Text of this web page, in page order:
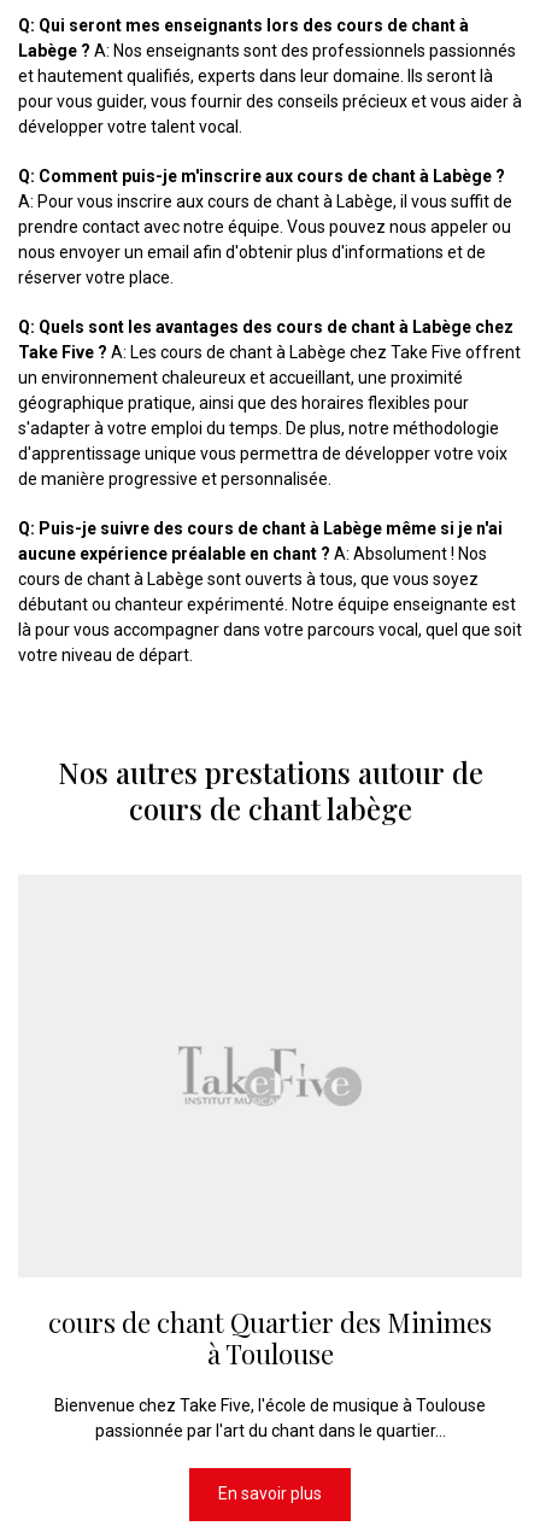
Q: Qui seront mes enseignants lors des cours de chant à
Labège ? A: Nos enseignants sont des professionnels passionnés
et hautement qualifiés, experts dans leur domaine. Ils seront là
pour vous guider, vous fournir des conseils précieux et vous aider à
développer votre talent vocal.
Q: Comment puis-je m'inscrire aux cours de chant à Labège ?
A: Pour vous inscrire aux cours de chant à Labège, il vous suffit de
prendre contact avec notre équipe. Vous pouvez nous appeler ou
nous envoyer un email afin d'obtenir plus d'informations et de
réserver votre place.
Q: Quels sont les avantages des cours de chant à Labège chez
Take Five ? A: Les cours de chant à Labège chez Take Five offrent
un environnement chaleureux et accueillant, une proximité
géographique pratique, ainsi que des horaires flexibles pour
s'adapter à votre emploi du temps. De plus, notre méthodologie
d'apprentissage unique vous permettra de développer votre voix
de manière progressive et personnalisée.
Q: Puis-je suivre des cours de chant à Labège même si je n'ai
aucune expérience préalable en chant ? A: Absolument ! Nos
cours de chant à Labège sont ouverts à tous, que vous soyez
débutant ou chanteur expérimenté. Notre équipe enseignante est
là pour vous accompagner dans votre parcours vocal, quel que soit
votre niveau de départ.
Nos autres prestations autour de
cours de chant labège
cours de chant Quartier des Minimes
à Toulouse
Bienvenue chez Take Five, l'école de musique à Toulouse
passionnée par l'art du chant dans le quartier...
En savoir plus